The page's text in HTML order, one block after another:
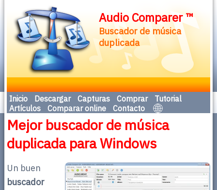
Audio Comparer ™
Buscador de música
duplicada
Inicio Descargar Capturas Comprar
Tutorial
Artículos
Comparar online Contacto
Mejor buscador de música
duplicada para Windows
Un buen
buscador